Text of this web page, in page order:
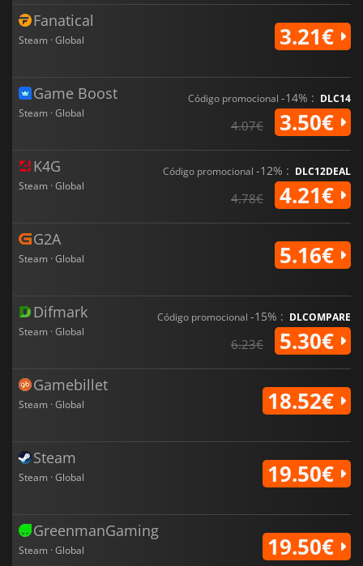
Fanatical
Steam · Global 3.21€
Game Boost
Steam · Global
Código promocional -14% : DLC14
4.07€ 3.50€
K4G
Steam · Global
Código promocional -12% : DLC12DEAL
4.78€ 4.21€
G2A
Steam · Global 5.16€
Difmark
Steam · Global
Código promocional -15% : DLCOMPARE
6.23€ 5.30€
Gamebillet
Steam · Global 18.52€
Steam
Steam · Global 19.50€
GreenmanGaming
Steam · Global 19.50€